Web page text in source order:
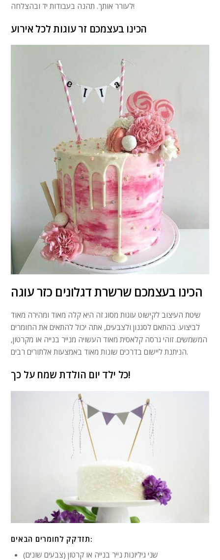
לעורר אותך. תהנה בעבודות יד ובהצלחה!
הכינו בעצמכם זר עוגות לכל אירוע
הכינו בעצמכם שרשרת דגלונים כזר עוגה
שיטת העיצוב לקישוט עוגות מסוג זה היא קלה מאוד ומהירה מאוד
לביצוע. בהתאם לסגנון ולצבעים, אתה יכול להתאים את החומרים
המשמשים. זוהי גרסה קלאסית מאוד העשויה מנייר בנייה או מקרטון,
הניתנת ליישום בדרכים שונות מאוד באמצעות אלתורים רבים.
כל ילד יום הולדת שמח על כך!
תזדקק לחומרים הבאים:
שני גיליונות נייר בנייה או קרטון (צבעים שונים)